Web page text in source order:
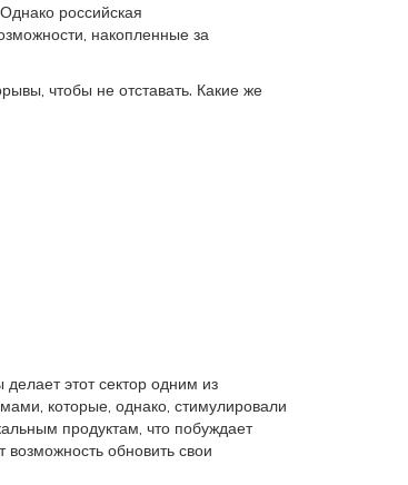
российская
накопленные за
чтобы не отставать. Какие же
этот сектор одним из
которые, однако, стимулировали
продуктам, что побуждает
обновить свои